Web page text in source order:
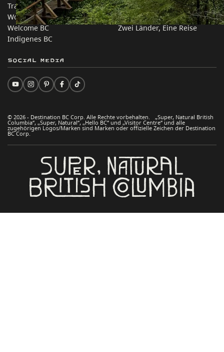
Trade & Invest BC
Work BC
Welcome BC
Indigenes BC
Reisevorschläge
Praktische Tipps
Zwei Länder, Eine Reise
© 2026 - Destination BC Corp. Alle Rechte vorbehalten. „Super, Natural British
Columbia“, „Super, Natural“, „Hello BC“ und „Visitor Centre“ und alle
zugehörigen Logos/Marken sind Marken oder offizielle Zeichen der Destination
BC Corp.
Social Media